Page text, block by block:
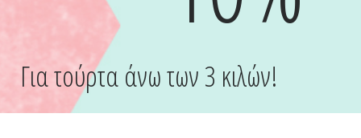
Για τούρτα άνω των 3 κιλών!